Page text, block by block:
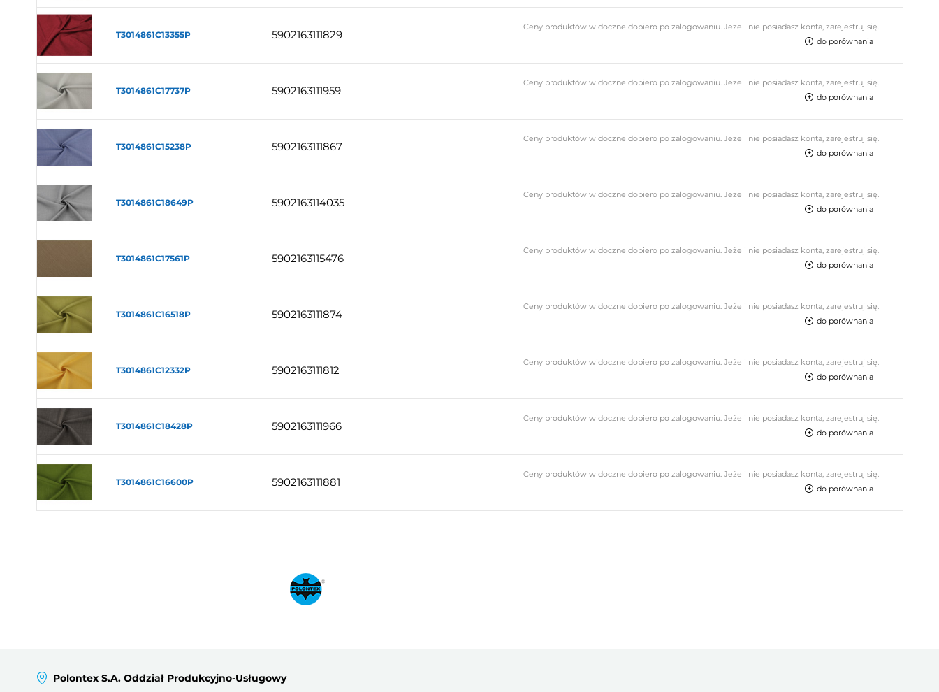
T3014861C13355P 5902163111829
Ceny produktów widoczne dopiero po zalogowaniu. Jeżeli nie posiadasz konta, zarejestruj się.
do porównania
T3014861C17737P 5902163111959
Ceny produktów widoczne dopiero po zalogowaniu. Jeżeli nie posiadasz konta, zarejestruj się.
do porównania
T3014861C15238P 5902163111867
Ceny produktów widoczne dopiero po zalogowaniu. Jeżeli nie posiadasz konta, zarejestruj się.
do porównania
T3014861C18649P 5902163114035
Ceny produktów widoczne dopiero po zalogowaniu. Jeżeli nie posiadasz konta, zarejestruj się.
do porównania
T3014861C17561P 5902163115476
Ceny produktów widoczne dopiero po zalogowaniu. Jeżeli nie posiadasz konta, zarejestruj się.
do porównania
T3014861C16518P 5902163111874
Ceny produktów widoczne dopiero po zalogowaniu. Jeżeli nie posiadasz konta, zarejestruj się.
do porównania
T3014861C12332P 5902163111812
Ceny produktów widoczne dopiero po zalogowaniu. Jeżeli nie posiadasz konta, zarejestruj się.
do porównania
T3014861C18428P 5902163111966
Ceny produktów widoczne dopiero po zalogowaniu. Jeżeli nie posiadasz konta, zarejestruj się.
do porównania
T3014861C16600P 5902163111881
Ceny produktów widoczne dopiero po zalogowaniu. Jeżeli nie posiadasz konta, zarejestruj się.
do porównania
Polontex S.A. Oddział Produkcyjno-Usługowy